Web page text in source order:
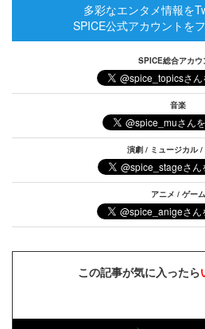
多彩なエンタメ情報を
SPICE公式アカウントを
SPICE総合アカウ
音楽
演劇 / ミュージカル /
アニメ / ゲーム
この記事が気に入ったら